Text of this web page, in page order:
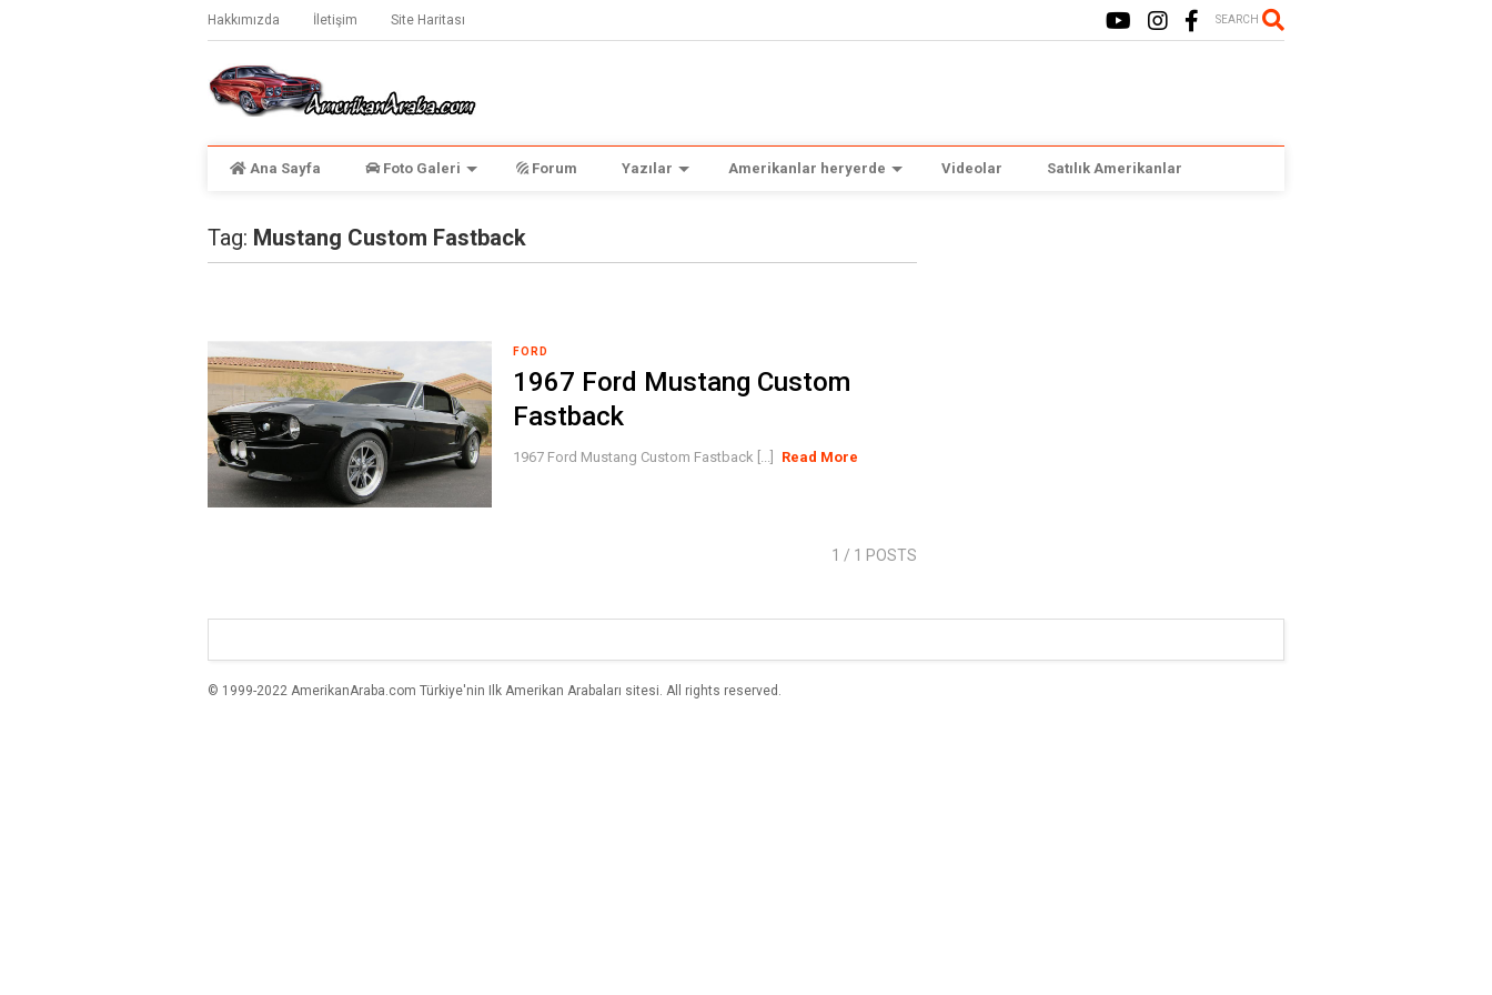
Hakkımızda İletişim Site Haritası SEARCH
Ana Sayfa Foto Galeri Forum Yazılar Amerikanlar heryerde Videolar Satılık Amerikanlar
Tag: Mustang Custom Fastback
FORD
1967 Ford Mustang Custom
Fastback
1967 Ford Mustang Custom Fastback [...] Read More
1 / 1 POSTS
© 1999-2022 AmerikanAraba.com Türkiye'nin Ilk Amerikan Arabaları sitesi. All rights reserved.